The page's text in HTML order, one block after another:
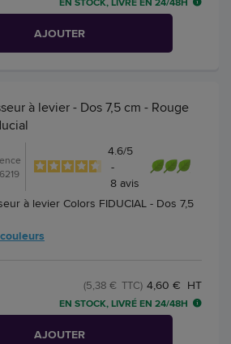
AJOUTER
à levier - Dos 7,5 cm - Rouge
4.6/5
-
8 avis
à levier Colors FIDUCIAL - Dos 7,5
4,60 € HT
(5,38 € TTC)
EN STOCK, LIVRÉ EN 24/48H
AJOUTER